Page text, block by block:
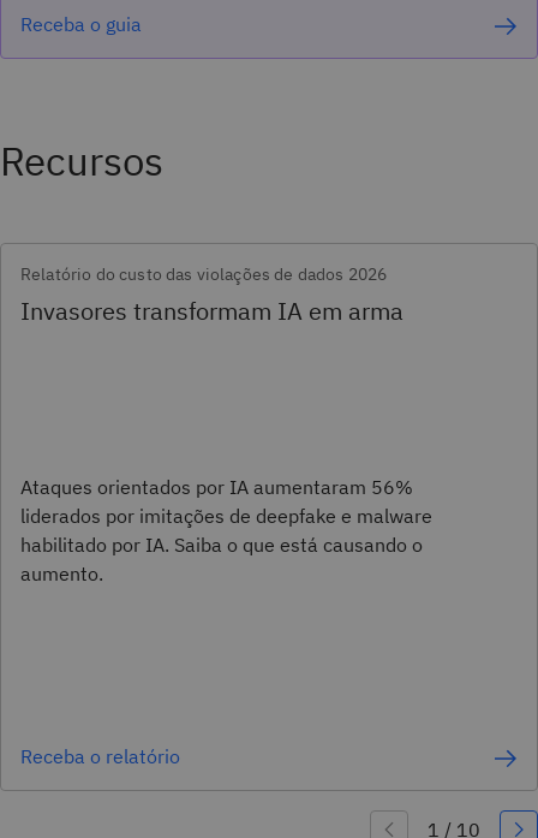
Receba o guia
Recursos
Relatório do custo das violações de dados 2026
Invasores transformam IA em arma
Ataques orientados por IA aumentaram 56%
liderados por imitações de deepfake e malware
habilitado por IA. Saiba o que está causando o
aumento.
Receba o relatório